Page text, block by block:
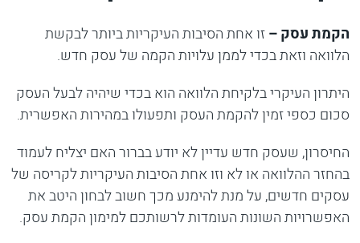
הקמת עסק –זו אחת הסיבות העיקריות ביותר לבקשת
הלוואה וזאת בכדי לממן עלויות הקמה של עסק חדש.
היתרון העיקרי בלקיחת הלוואה הוא בכדי שיהיה לבעל העסק
סכום כספי זמין להקמת העסק ותפעולו במהירות האפשרית.
החיסרון, שעסק חדש עדיין לא יודע בברור האם יצליח לעמוד
בהחזר ההלוואה או לא וזו אחת הסיבות העיקריות לקריסה של
עסקים חדשים, על מנת להימנע מכך חשוב לבחון היטב את
האפשרויות השונות העומדות לרשותכם למימון הקמת עסק.